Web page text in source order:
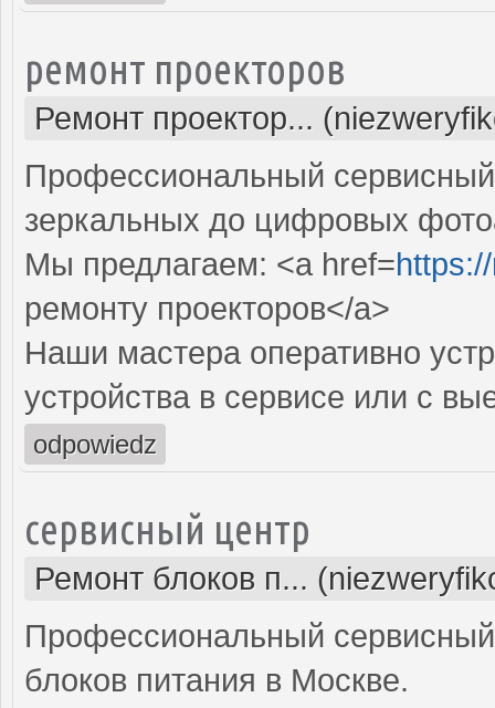
ремонт проекторов
Ремонт проектор...
Профессиональный
зеркальных до цифровых
Мы предлагаем: <a href=
ремонту проекторов</a>
Наши мастера оперативно
устройства в сервисе или с
odpowiedz
сервисный центр
Ремонт блоков п...
Профессиональный
блоков питания в Москве.